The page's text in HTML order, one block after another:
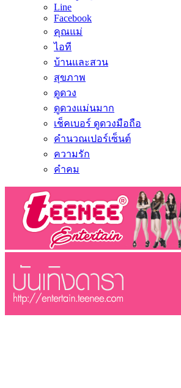
Line
Facebook
คุณแม่
ไอที
บ้านและสวน
สุขภาพ
ดูดวง
ดูดวงแม่นมาก
เช็คเบอร์ ดูดวงมือถือ
คำนวณเปอร์เซ็นต์
ความรัก
คำคม